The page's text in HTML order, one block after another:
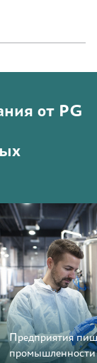
от PG
Предприятия
промышленности